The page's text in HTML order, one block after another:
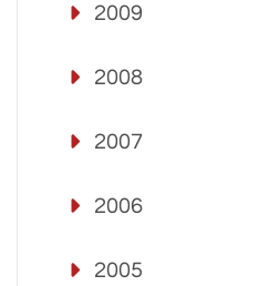
2009
2008
2007
2006
2005